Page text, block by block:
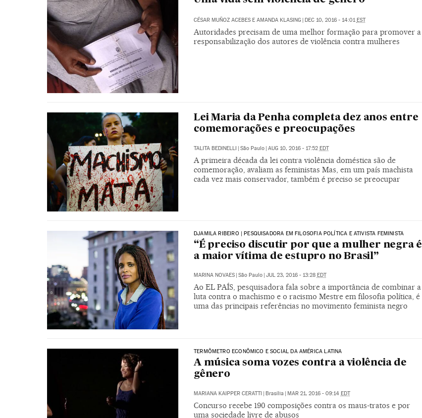
CÉSAR MUÑOZ ACEBES E AMANDA KLASING | DEC 10, 2016 - 14:01EST
Autoridades precisam de uma melhor formação para promover a
responsabilização dos autores de violência contra mulheres
Lei Maria da Penha completa dez anos entre
comemorações e preocupações
TALITA BEDINELLI São Paulo AUG 10, 2016 - 17:52 EDT
A primeira década da lei contra violência doméstica são de
comemoração, avaliam as feministas Mas, em um país machista
cada vez mais conservador, também é preciso se preocupar
DJAMILA RIBEIRO | PESQUISADORA EM FILOSOFIA POLÍTICA E ATIVISTA FEMINISTA
“É preciso discutir por que a mulher negra é
a maior vítima de estupro no Brasil”
MARINA NOVAES | São Paulo | JUL 23, 2016 - 13:28 EDT
Ao EL PAÍS, pesquisadora fala sobre a importância de combinar a
luta contra o machismo e o racismo Mestre em filosofia política, é
uma das principais referências no movimento feminista negro
TERMÔMETRO ECONÔMICO E SOCIAL DA AMÉRICA LATINA
A música soma vozes contra a violência de
gênero
MARIANA KAIPPER CERATTI Brasília MAR 21, 2016 - 09:14 EDT
Concurso recebe 190 composições contra os maus-tratos e por
uma sociedade livre de abusos